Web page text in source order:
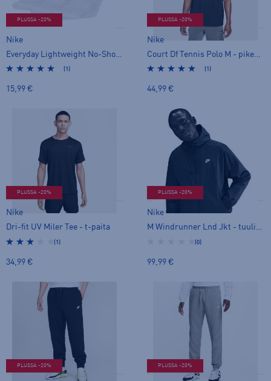
PLUSSA -20%
Nike
Everyday Lightweight No-Show - varrettomat sukat
(1)
15,99 €
PLUSSA -20%
Nike
Court Df Tennis Polo M - pikeepaita
(1)
44,99 €
PLUSSA -20%
Nike
Dri-fit UV Miler Tee - t-paita
(1)
34,99 €
PLUSSA -20%
Nike
M Windrunner Lnd Jkt - tuulitakki
(0)
99,99 €
PLUSSA -20% PLUSSA -20%